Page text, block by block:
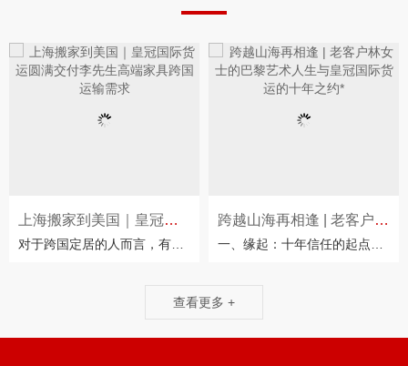
上海搬家到美国｜皇冠国际货运圆满交付 跨越山海再相逢 | 老客户林女士的巴黎
查看更多 +